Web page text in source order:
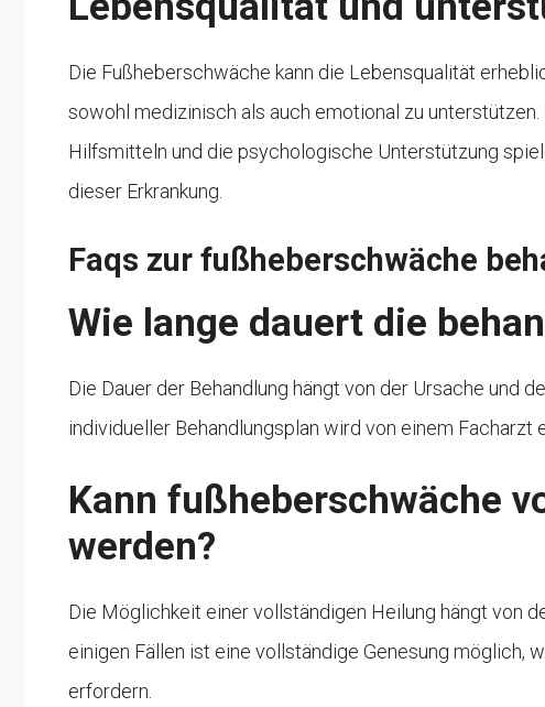
Die Fußheberschwäche kann die Lebensqualität
sowohl medizinisch als auch emotional zu
Hilfsmitteln und die psychologische Unterstützung
dieser Erkrankung.
Faqs zur fußheberschwäche
Wie lange dauert die
Die Dauer der Behandlung hängt von der Ursache und
individueller Behandlungsplan wird von einem Facharzt
Kann fußheberschwäche
werden?
Die Möglichkeit einer vollständigen Heilung hängt von
einigen Fällen ist eine vollständige Genesung möglich,
erfordern.